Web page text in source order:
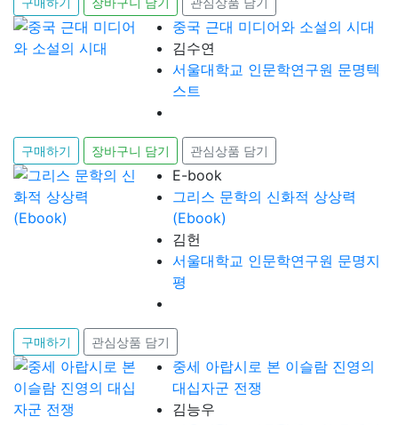
중국 근대 미디어와 소설의 시대
김수연
서울대학교 인문학연구원 문명텍
스트
구매하기 장바구니 담기 관심상품 담기
E-book
그리스 문학의 신화적 상상력
(Ebook)
김헌
서울대학교 인문학연구원 문명지
평
구매하기 관심상품 담기
중세 아랍시로 본 이슬람 진영의
대십자군 전쟁
김능우